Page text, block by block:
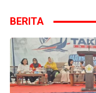
BERITA